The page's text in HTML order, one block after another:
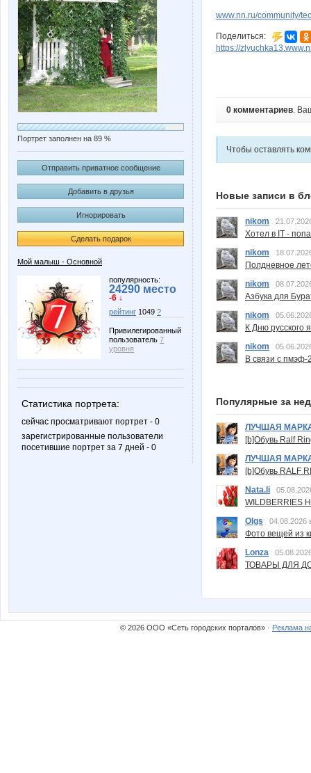
Портрет заполнен на 89 %
Отправить приватное сообщение
Добавить в друзья
Игнорировать
Сделать подарок
Мой малыш - Основной
популярность:
24290 место
-6 ↓
рейтинг 1049 ?
Привилегированный
пользователь 7
уровня
Статистика портрета:
сейчас просматривают портрет - 0
зарегистрированные пользователи
посетившие портрет за 7 дней - 0
www.nn.ru/community/
Поделиться:
https://
0 комментариев.
Чтобы оставлять
Новые записи в
nikom
Хотел в IT -
nikom
Полдневное
nikom
Азбука для
nikom
К Дню русского
nikom
В связи с пмэф-
Популярные за
ЛУЧШАЯ
[b]Обувь Ralf
ЛУЧШАЯ
[b]Обувь RALF
Nata.li
Olgs
04.08.2026
Фото вещей из
Lonza
ТОВАРЫ ДЛЯ
© 2026 ООО «Сеть городских порталов» · Реклама